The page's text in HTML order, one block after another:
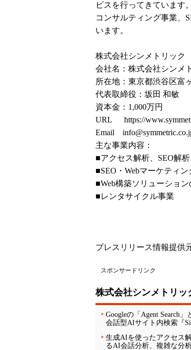
ビスを行ってきています
コンサルティング事業、
います。
株式会社シンメトリッ
会社名：株式会社シンメ
所在地：東京都渋谷区富
代表取締役：坂田 和敏
資本金：1,000万円
URL https://
Email
主な事業内容：
■アクセス解析、SEO解
■SEO・Webマーケティ
■Web構築ソリューショ
■レンタサイクル事業
プレスリリース情報提供
スポンサードリンク
株式会社シンメトリッ
Googleの「Agent Search
会話型AIサイト内検索『
生成AIを使ったアクセス
るAI会話分析、複雑な分